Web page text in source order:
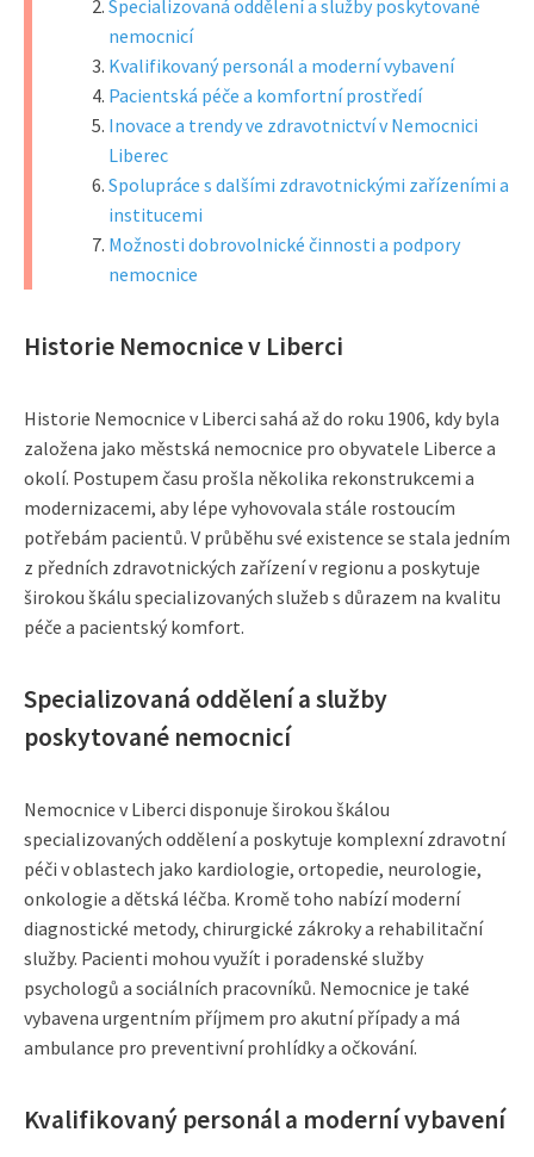
Specializovaná oddělení a služby poskytované
nemocnicí
Kvalifikovaný personál a moderní vybavení
Pacientská péče a komfortní prostředí
Inovace a trendy ve zdravotnictví v Nemocnici
Liberec
Spolupráce s dalšími zdravotnickými zařízeními a
institucemi
Možnosti dobrovolnické činnosti a podpory
nemocnice
Historie Nemocnice v Liberci
Historie Nemocnice v Liberci sahá až do roku 1906, kdy byla
založena jako městská nemocnice pro obyvatele Liberce a
okolí. Postupem času prošla několika rekonstrukcemi a
modernizacemi, aby lépe vyhovovala stále rostoucím
potřebám pacientů. V průběhu své existence se stala jedním
z předních zdravotnických zařízení v regionu a poskytuje
širokou škálu specializovaných služeb s důrazem na kvalitu
péče a pacientský komfort.
Specializovaná oddělení a služby
poskytované nemocnicí
Nemocnice v Liberci disponuje širokou škálou
specializovaných oddělení a poskytuje komplexní zdravotní
péči v oblastech jako kardiologie, ortopedie, neurologie,
onkologie a dětská léčba. Kromě toho nabízí moderní
diagnostické metody, chirurgické zákroky a rehabilitační
služby. Pacienti mohou využít i poradenské služby
psychologů a sociálních pracovníků. Nemocnice je také
vybavena urgentním příjmem pro akutní případy a má
ambulance pro preventivní prohlídky a očkování.
Kvalifikovaný personál a moderní vybavení